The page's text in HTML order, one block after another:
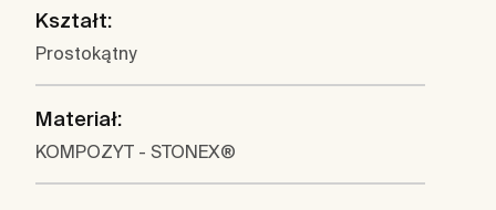
Kształt:
Prostokątny
Materiał:
KOMPOZYT - STONEX®